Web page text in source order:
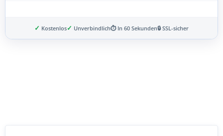
✓ Kostenlos✓ Unverbindlich⏱ In 60 Sekunden🔒 SSL-sicher